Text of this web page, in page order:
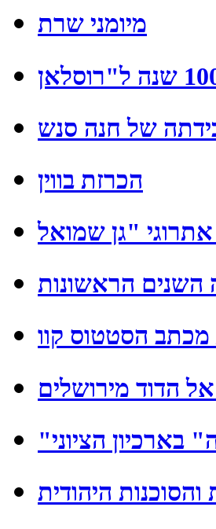
מיומני שרת
של חנה סנש
הכרזת בווין
השנים הראשונות
הסטטוס קוו
הדוד מירושלים
הציוני
היהודית